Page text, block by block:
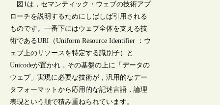
図1は，セマンティック・ウェブの技術アプ
ローチを説明するためにしばしば引用される
ものです。一番下にはウェブ全体を支える技
術であるURI（Uniform Resource Identifier ：ウ
ェブ上のリソースを特定する識別子）と
Unicodeが置かれ，その基盤の上に「データの
ウェブ」実現に必要な技術が，汎用的なデー
タフォーマットから応用的な記述言語，論理
表現という順で積み重ねられています。